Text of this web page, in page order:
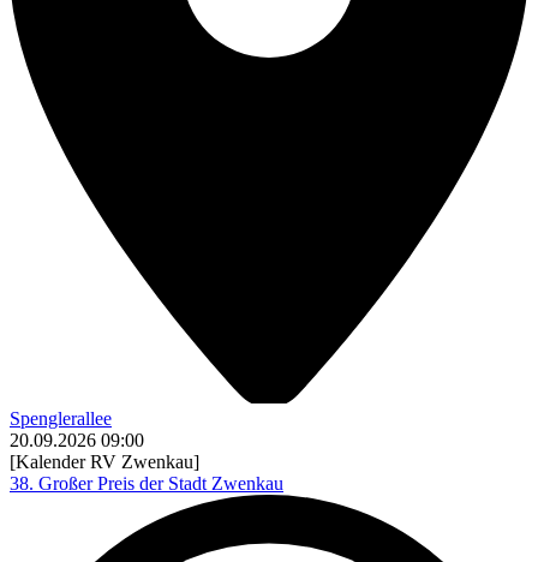
Spenglerallee
20.09.2026 09:00
[Kalender RV Zwenkau]
38. Großer Preis der Stadt Zwenkau